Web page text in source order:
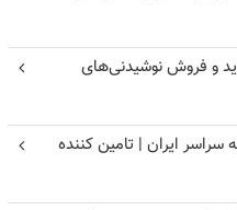
و فروش نوشیدنی‌های
ایران | تامین کننده